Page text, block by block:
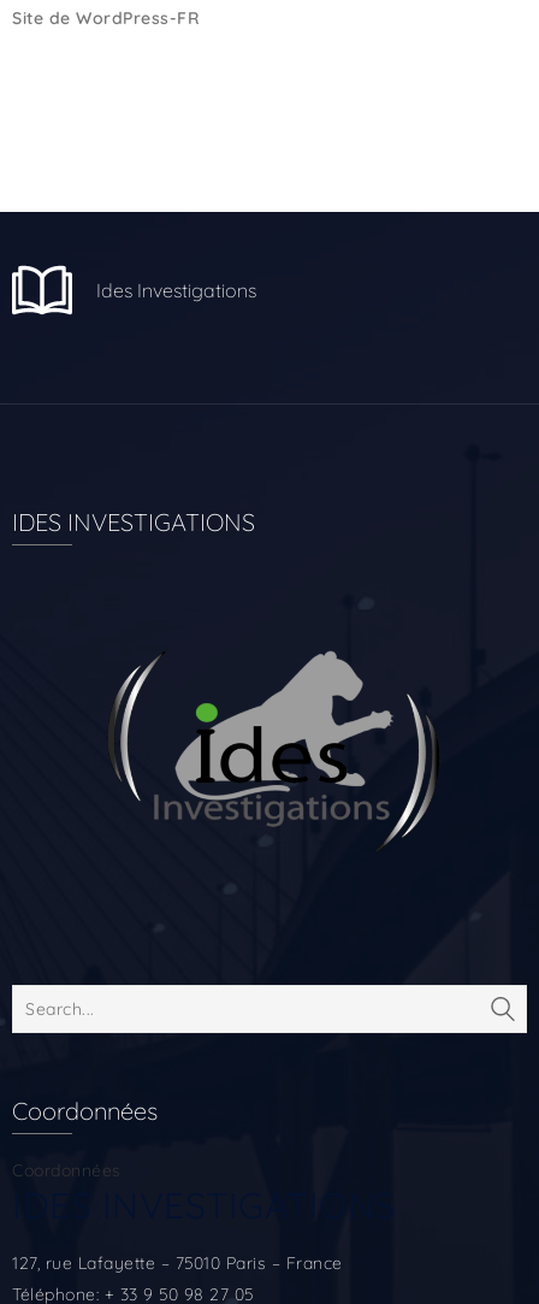
Site de WordPress-FR
Ides Investigations
IDES INVESTIGATIONS
Coordonnées
Coordonnées
127, rue Lafayette – 75010 Paris – France
Téléphone: + 33 9 50 98 27 05